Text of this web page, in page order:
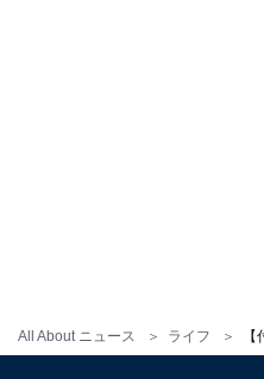
All About ニュース ライフ